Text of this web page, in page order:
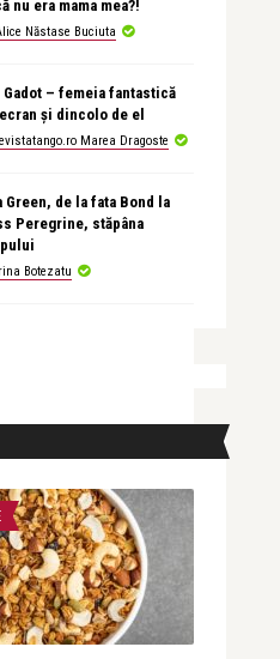
nu era mama mea?!
Năstase Buciuta
Gadot – femeia fantastică
și dincolo de el
Marea Dragoste
Green, de la fata Bond la
Peregrine, stăpâna
Botezatu